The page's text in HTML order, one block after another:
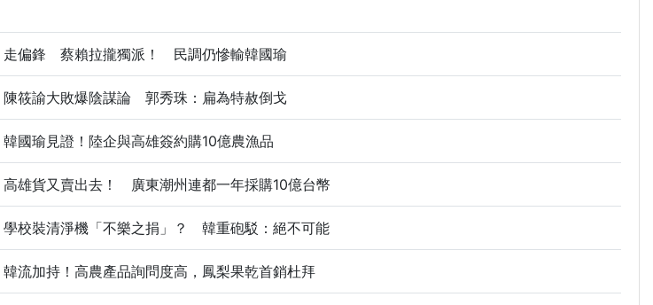
走偏鋒 蔡賴拉攏獨派！ 民調仍慘輸韓國瑜
陳筱諭大敗爆陰謀論 郭秀珠：扁為特赦倒戈
韓國瑜見證！陸企與高雄簽約購10億農漁品
高雄貨又賣出去！ 廣東潮州連都一年採購10億台幣
學校裝清淨機「不樂之捐」？ 韓重砲駁：絕不可能
韓流加持！高農產品詢問度高，鳳梨果乾首銷杜拜